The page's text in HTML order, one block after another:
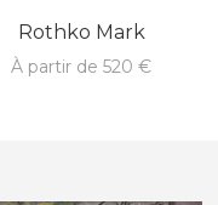
Rothko Mark
à partir de 520 €